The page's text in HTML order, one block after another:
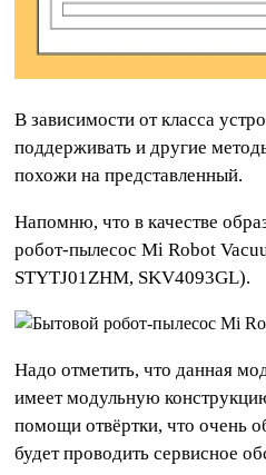
В зависимости от класса
поддерживать и другие
похожи на представленный.
Напомню, что в качестве
робот-пылесос Mi Robot
STYTJ01ZHM, SKV4093GL).
Надо отметить, что данная
имеет модульную
помощи отвёртки, что очень
будет проводить сервисное